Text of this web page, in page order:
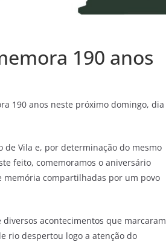
190 anos
190 anos neste próximo domingo, dia
de Vila e, por determinação do mesmo
feito, comemoramos o aniversário
compartilhadas por um povo
acontecimentos que marcaram
rio despertou logo a atenção do